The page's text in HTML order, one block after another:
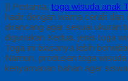
|| Pertama, toga wisuda anak
hadir dengan warna cerah
dirancang agar sesuai ukuran
digunakan.Kedua, jenis toga
Toga ini biasanya lebih
Namun, produsen toga
kenyamanan bahan agar